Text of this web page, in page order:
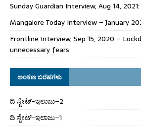
Sunday Guardian Interview, Aug 14,
Mangalore Today Interview – January
Frontline Interview, Sep 15, 2020 –
unnecessary fears
ಅಂಕಣ ಬರಹಗಳು
ದಿ ಸ್ಟೇಟ್‌-ಇಲಾಜು–2
ದಿ ಸ್ಟೇಟ್‌-ಇಲಾಜು–1